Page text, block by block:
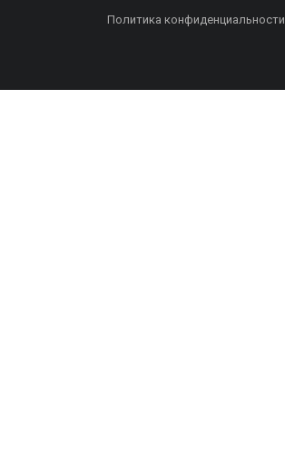
Политика конфиденциальности